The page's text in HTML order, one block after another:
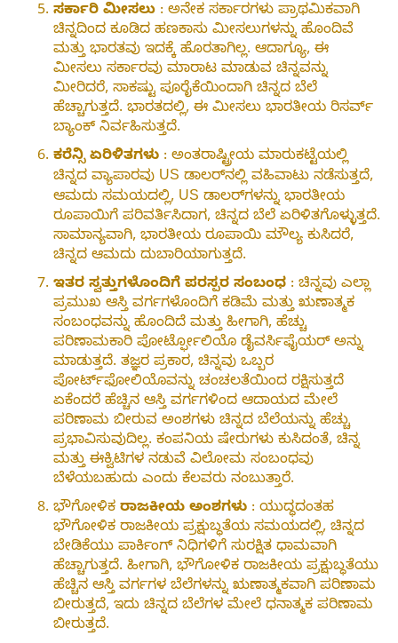
ಸರ್ಕಾರಿ ಮೀಸಲು : ಅನೇಕ ಸರ್ಕಾರಗಳು ಪ್ರಾಥಮಿಕವಾಗಿ
ಚಿನ್ನದಿಂದ ಕೂಡಿದ ಹಣಕಾಸು ಮೀಸಲುಗಳನ್ನು ಹೊಂದಿವೆ
ಮತ್ತು ಭಾರತವು ಇದಕ್ಕೆ ಹೊರತಾಗಿಲ್ಲ. ಆದಾಗ್ಯೂ, ಈ
ಮೀಸಲು ಸರ್ಕಾರವು ಮಾರಾಟ ಮಾಡುವ ಚಿನ್ನವನ್ನು
ಮೀರಿದರೆ, ಸಾಕಷ್ಟು ಪೂರೈಕೆಯಿಂದಾಗಿ ಚಿನ್ನದ ಬೆಲೆ
ಹೆಚ್ಚಾಗುತ್ತದೆ. ಭಾರತದಲ್ಲಿ, ಈ ಮೀಸಲು ಭಾರತೀಯ ರಿಸರ್ವ್
ಬ್ಯಾಂಕ್ ನಿರ್ವಹಿಸುತ್ತದೆ.
ಕರೆನ್ಸಿ ಏರಿಳಿತಗಳು : ಅಂತರಾಷ್ಟ್ರೀಯ ಮಾರುಕಟ್ಟೆಯಲ್ಲಿ
ಚಿನ್ನದ ವ್ಯಾಪಾರವು US ಡಾಲರ್‌ನಲ್ಲಿ ವಹಿವಾಟು ನಡೆಸುತ್ತದೆ,
ಆಮದು ಸಮಯದಲ್ಲಿ, US ಡಾಲರ್‌ಗಳನ್ನು ಭಾರತೀಯ
ರೂಪಾಯಿಗೆ ಪರಿವರ್ತಿಸಿದಾಗ, ಚಿನ್ನದ ಬೆಲೆ ಏರಿಳಿತಗೊಳ್ಳುತ್ತದೆ.
ಸಾಮಾನ್ಯವಾಗಿ, ಭಾರತೀಯ ರೂಪಾಯಿ ಮೌಲ್ಯ ಕುಸಿದರೆ,
ಚಿನ್ನದ ಆಮದು ದುಬಾರಿಯಾಗುತ್ತದೆ.
ಇತರ ಸ್ವತ್ತುಗಳೊಂದಿಗೆ ಪರಸ್ಪರ ಸಂಬಂಧ : ಚಿನ್ನವು ಎಲ್ಲಾ
ಪ್ರಮುಖ ಆಸ್ತಿ ವರ್ಗಗಳೊಂದಿಗೆ ಕಡಿಮೆ ಮತ್ತು ಋಣಾತ್ಮಕ
ಸಂಬಂಧವನ್ನು ಹೊಂದಿದೆ ಮತ್ತು ಹೀಗಾಗಿ, ಹೆಚ್ಚು
ಪರಿಣಾಮಕಾರಿ ಪೋರ್ಟ್ಫೋಲಿಯೊ ಡೈವರ್ಸಿಫೈಯರ್ ಅನ್ನು
ಮಾಡುತ್ತದೆ. ತಜ್ಞರ ಪ್ರಕಾರ, ಚಿನ್ನವು ಒಬ್ಬರ
ಪೋರ್ಟ್‌ಫೋಲಿಯೊವನ್ನು ಚಂಚಲತೆಯಿಂದ ರಕ್ಷಿಸುತ್ತದೆ
ಏಕೆಂದರೆ ಹೆಚ್ಚಿನ ಆಸ್ತಿ ವರ್ಗಗಳಿಂದ ಆದಾಯದ ಮೇಲೆ
ಪರಿಣಾಮ ಬೀರುವ ಅಂಶಗಳು ಚಿನ್ನದ ಬೆಲೆಯನ್ನು ಹೆಚ್ಚು
ಪ್ರಭಾವಿಸುವುದಿಲ್ಲ. ಕಂಪನಿಯ ಷೇರುಗಳು ಕುಸಿದಂತೆ, ಚಿನ್ನ
ಮತ್ತು ಈಕ್ವಿಟಿಗಳ ನಡುವೆ ವಿಲೋಮ ಸಂಬಂಧವು
ಬೆಳೆಯಬಹುದು ಎಂದು ಕೆಲವರು ನಂಬುತ್ತಾರೆ.
ಭೌಗೋಳಿಕ ರಾಜಕೀಯ ಅಂಶಗಳು : ಯುದ್ಧದಂತಹ
ಭೌಗೋಳಿಕ ರಾಜಕೀಯ ಪ್ರಕ್ಷುಬ್ಧತೆಯ ಸಮಯದಲ್ಲಿ, ಚಿನ್ನದ
ಬೇಡಿಕೆಯು ಪಾರ್ಕಿಂಗ್ ನಿಧಿಗಳಿಗೆ ಸುರಕ್ಷಿತ ಧಾಮವಾಗಿ
ಹೆಚ್ಚಾಗುತ್ತದೆ. ಹೀಗಾಗಿ, ಭೌಗೋಳಿಕ ರಾಜಕೀಯ ಪ್ರಕ್ಷುಬ್ಧತೆಯು
ಹೆಚ್ಚಿನ ಆಸ್ತಿ ವರ್ಗಗಳ ಬೆಲೆಗಳನ್ನು ಋಣಾತ್ಮಕವಾಗಿ ಪರಿಣಾಮ
ಬೀರುತ್ತದೆ, ಇದು ಚಿನ್ನದ ಬೆಲೆಗಳ ಮೇಲೆ ಧನಾತ್ಮಕ ಪರಿಣಾಮ
ಬೀರುತ್ತದೆ.